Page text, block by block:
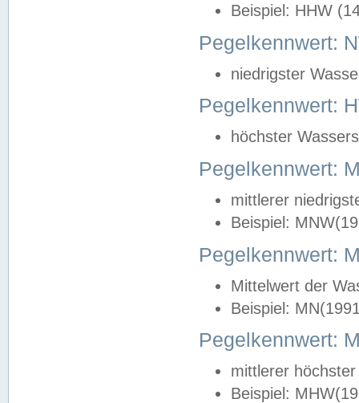
Beispiel: HHW
Pegelkennwert:
niedrigster
Pegelkennwert:
höchster
Pegelkennwert:
mittlerer
Beispiel:
Pegelkennwert:
Mittelwert der
Beispiel:
Pegelkennwert:
mittlerer
Beispiel: